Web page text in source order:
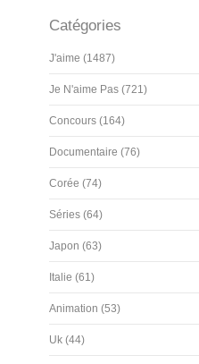
Catégories
J'aime (1487)
Je N'aime Pas (721)
Concours (164)
Documentaire (76)
Corée (74)
Séries (64)
Japon (63)
Italie (61)
Animation (53)
Uk (44)